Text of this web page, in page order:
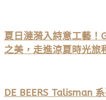
夏日漣漪入詩意工藝！
之美，走進涼夏時光旅
DE BEERS Talisman